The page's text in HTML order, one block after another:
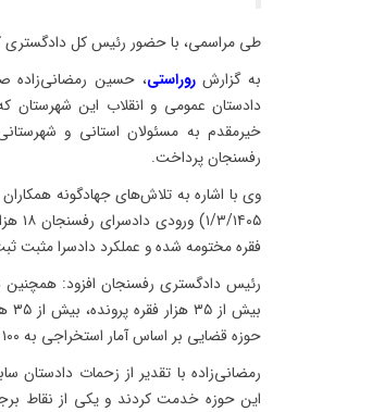
طی مراسمی، با حضور رئیس کل دادگستری
به گزارشروراستی
دادستان عمومی و انقلاب این شهرستان
خیرمقدم به مسئولان استانی و
رفسنجان پرداخت.
فقره مختومه شده و عملکرد دادسرا مثبت
رئیس دادگستری رفسنجان افزود: همچنین
حوزه قضایی بر اساس آمار استخراجی به ۱۰۰ درصد نزدیک است.
رمضانی‌زاده با تقدیر از زحمات
این حوزه خدمت کردند و یکی از نقاط